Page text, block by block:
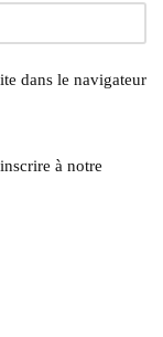
dans le navigateur
à notre